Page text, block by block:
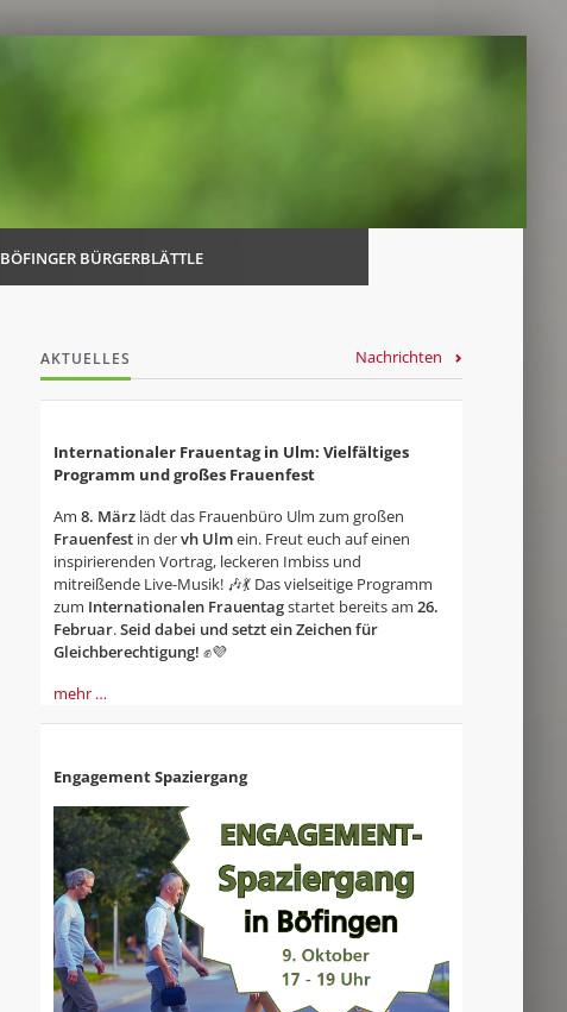
BÖFINGER BÜRGERBLÄTTLE
AKTUELLES Nachrichten
Internationaler Frauentag in Ulm: Vielfältiges
Programm und großes Frauenfest
Am 8. Märzlädt das Frauenbüro Ulm zum großen
Frauenfestin dervh Ulmein. Freut euch auf einen
inspirierenden Vortrag, leckeren Imbiss und
mitreißende Live-Musik! 🎶💃 Das vielseitige Programm
zum Internationalen Frauentagstartet bereits am 26.
Februar.Seid dabei und setzt ein Zeichen für
Gleichberechtigung! ✊💜
mehr …
Engagement Spaziergang